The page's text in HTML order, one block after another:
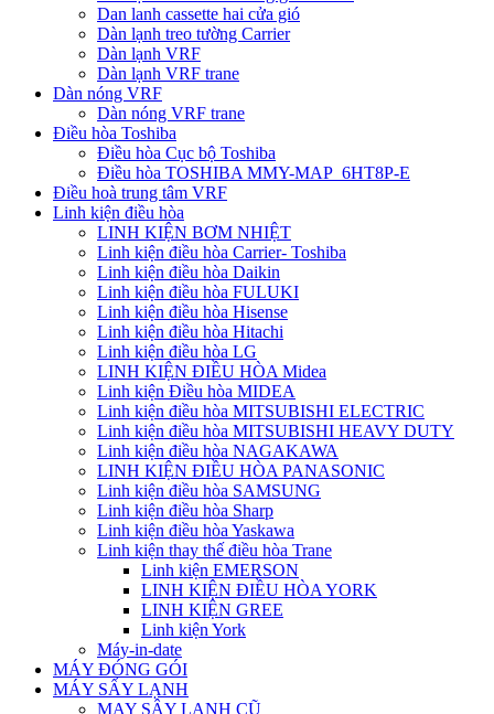
Dan lanh cassette hai cửa gió
Dàn lạnh treo tường Carrier
Dàn lạnh VRF
Dàn lạnh VRF trane
Dàn nóng VRF
Dàn nóng VRF trane
Điều hòa Toshiba
Điều hòa Cục bộ Toshiba
Điều hòa TOSHIBA MMY-MAP_6HT8P-E
Điều hoà trung tâm VRF
Linh kiện điều hòa
LINH KIỆN BƠM NHIỆT
Linh kiện điều hòa Carrier- Toshiba
Linh kiện điều hòa Daikin
Linh kiện điều hòa FULUKI
Linh kiện điều hòa Hisense
Linh kiện điều hòa Hitachi
Linh kiện điều hòa LG
LINH KIỆN ĐIỀU HÒA Midea
Linh kiện Điều hòa MIDEA
Linh kiện điều hòa MITSUBISHI ELECTRIC
Linh kiện điều hòa MITSUBISHI HEAVY DUTY
Linh kiện điều hòa NAGAKAWA
LINH KIỆN ĐIỀU HÒA PANASONIC
Linh kiện điều hòa SAMSUNG
Linh kiện điều hòa Sharp
Linh kiện điều hòa Yaskawa
Linh kiện thay thế điều hòa Trane
Linh kiện EMERSON
LINH KIỆN ĐIỀU HÒA YORK
LINH KIỆN GREE
Linh kiện York
Máy-in-date
MÁY ĐÓNG GÓI
MÁY SẤY LẠNH
MAY SÂY LANH CŨ